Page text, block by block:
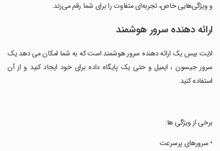
و ویژگی‌هایی خاص، تجربه‌ای متفاوت را برای شما رقم می‌زند.
ارائه دهنده سرور هوشمند
لایت بیس یک ارائه دهنده سرور هوشمند است که به شما امکان می دهد یک
سرور جیسون ، ایمیل و حتی یک پایگاه داده برای خود ایجاد کنید و از آن
استفاده کنید.
‏برخی از ویژگی ها:
‏• سرورهای پرسرعت